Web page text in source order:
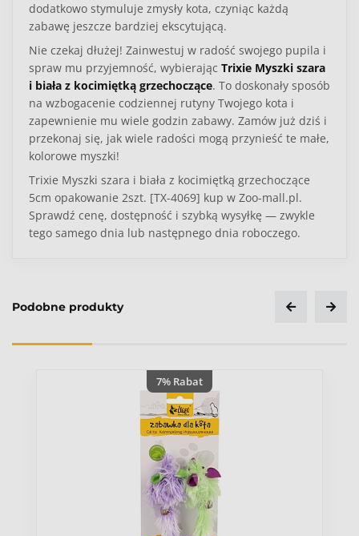
dodatkowo stymuluje zmysły kota, czyniąc każdą
zabawę jeszcze bardziej ekscytującą.
Nie czekaj dłużej! Zainwestuj w radość swojego pupila i
spraw mu przyjemność, wybierając Trixie Myszki szara
i biała z kocimiętką grzechoczące. To doskonały sposób
na wzbogacenie codziennej rutyny Twojego kota i
zapewnienie mu wiele godzin zabawy. Zamów już dziś i
przekonaj się, jak wiele radości mogą przynieść te małe,
kolorowe myszki!
Trixie Myszki szara i biała z kocimiętką grzechoczące
5cm opakowanie 2szt. [TX-4069] kup w Zoo-mall.pl.
Sprawdź cenę, dostępność i szybką wysyłkę — zwykle
tego samego dnia lub następnego dnia roboczego.
Podobne produkty
7% Rabat